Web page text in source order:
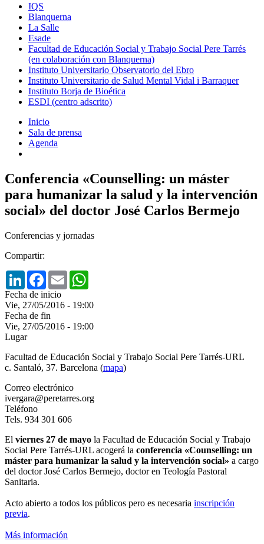
IQS
Blanquerna
La Salle
Esade
Facultad de Educación Social y Trabajo Social Pere Tarrés
(en colaboración con Blanquerna)
Instituto Universitario Observatorio del Ebro
Instituto Universitario de Salud Mental Vidal i Barraquer
Instituto Borja de Bioética
ESDI (centro adscrito)
Inicio
Sala de prensa
Agenda
Conferencia «Counselling: un máster
para humanizar la salud y la intervención
social» del doctor José Carlos Bermejo
Conferencias y jornadas
Compartir:
LinkedInFacebook
Email
Fecha de inicio
Vie, 27/05/2016 - 19:00
Fecha de fin
Vie, 27/05/2016 - 19:00
Lugar
Facultad de Educación Social y Trabajo Social Pere Tarrés-URL
c. Santaló, 37. Barcelona (mapa)
Correo electrónico
ivergara@peretarres.org
Teléfono
Tels. 934 301 606
El viernes 27 de mayo la Facultad de Educación Social y Trabajo
Social Pere Tarrés-URL acogerá la conferencia «Counselling: un
máster para humanizar la salud y la intervención social» a cargo
del doctor José Carlos Bermejo, doctor en Teología Pastoral
Sanitaria.
Acto abierto a todos los públicos pero es necesaria inscripción
previa.
Más información